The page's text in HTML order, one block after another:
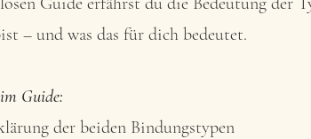
– und was das für dich bedeutet.
Guide:
der beiden Bindungstypen